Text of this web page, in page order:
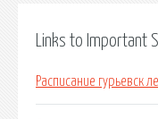
Links to Important
Расписание гурьевск